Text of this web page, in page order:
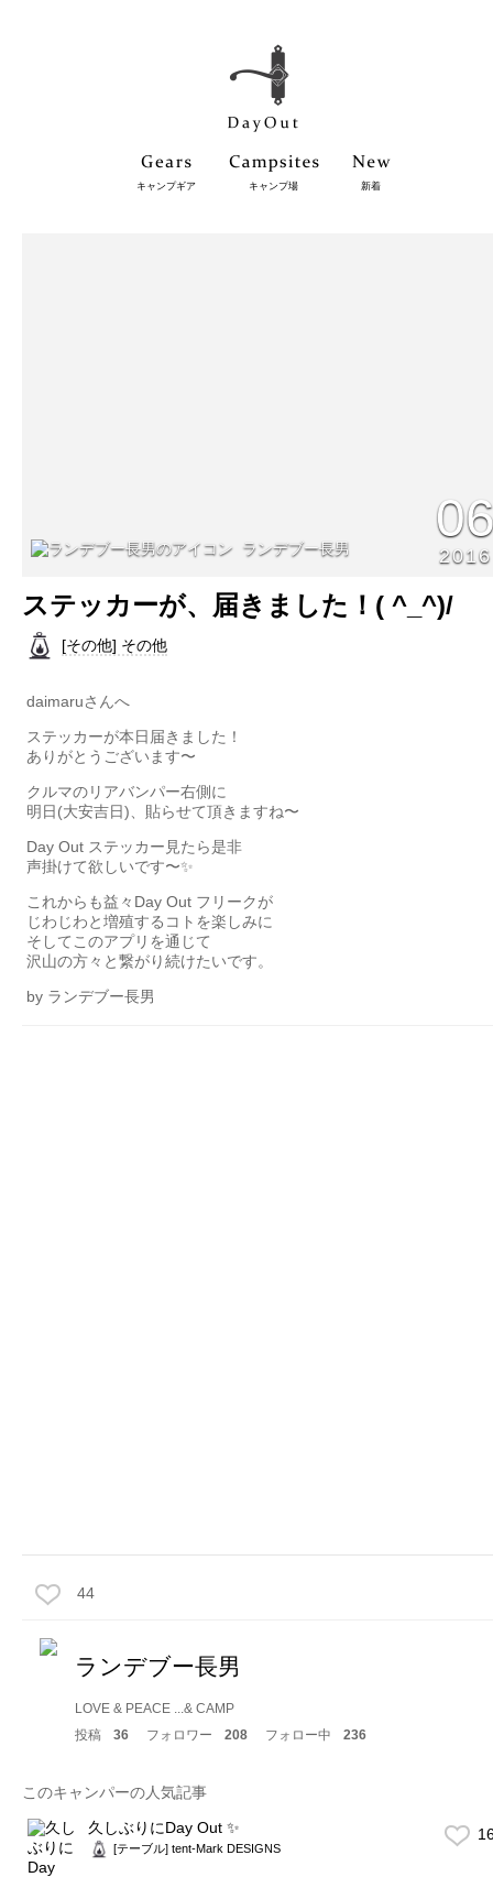
キャンプギア キャンプ場 新着
ランデブー長男 2016
ステッカーが、届きました！( ^_^)/
[その他] その他
daimaruさんへ
ステッカーが本日届きました！
ありがとうございます〜
クルマのリアバンパー右側に
明日(大安吉日)、貼らせて頂きますね〜
Day Out ステッカー見たら是非
声掛けて欲しいです〜✨
これからも益々Day Out フリークが
じわじわと増殖するコトを楽しみに
そしてこのアプリを通じて
沢山の方々と繋がり続けたいです。
by ランデブー長男
44
ランデブー長男
LOVE & PEACE ...& CAMP
投稿
36 フォロワー 208 フォロー中 236
このキャンパーの人気記事
久しぶりにDay Out ✨
[テーブル] tent-Mark DESIGNS